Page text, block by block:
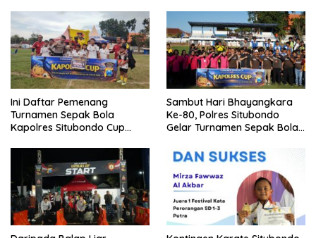
Ini Daftar Pemenang
Turnamen Sepak Bola
Kapolres Situbondo Cup
10 Tahun
Sambut Hari Bhayangkara
Ke-80, Polres Situbondo
Gelar Turnamen Sepak Bola